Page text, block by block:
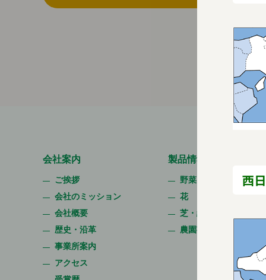
西
会社案内
ご挨拶
会社のミッション
会社概要
歴史・沿革
事業所案内
アクセス
製品情報
野菜
花
芝・緑化・緑肥
農園芸資材